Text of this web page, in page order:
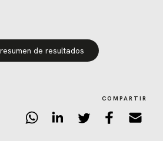
de resultados
COMPARTIR